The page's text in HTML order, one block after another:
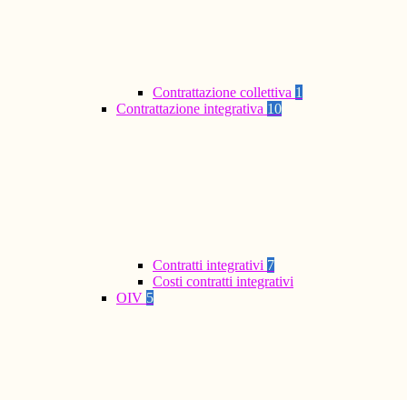
Contrattazione collettiva 1
Contrattazione integrativa 10
Contratti integrativi 7
Costi contratti integrativi
OIV 5